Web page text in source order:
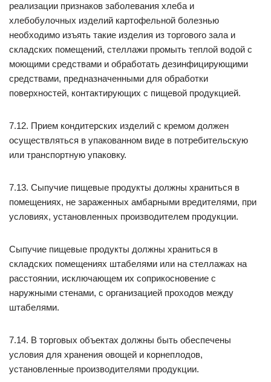
реализации признаков заболевания хлеба и
хлебобулочных изделий картофельной болезнью
необходимо изъять такие изделия из торгового зала и
складских помещений, стеллажи промыть теплой водой с
моющими средствами и обработать дезинфицирующими
средствами, предназначенными для обработки
поверхностей, контактирующих с пищевой продукцией.
7.12. Прием кондитерских изделий с кремом должен
осуществляться в упакованном виде в потребительскую
или транспортную упаковку.
7.13. Сыпучие пищевые продукты должны храниться в
помещениях, не зараженных амбарными вредителями, при
условиях, установленных производителем продукции.
Сыпучие пищевые продукты должны храниться в
складских помещениях штабелями или на стеллажах на
расстоянии, исключающем их соприкосновение с
наружными стенами, с организацией проходов между
штабелями.
7.14. В торговых объектах должны быть обеспечены
условия для хранения овощей и корнеплодов,
установленные производителями продукции.